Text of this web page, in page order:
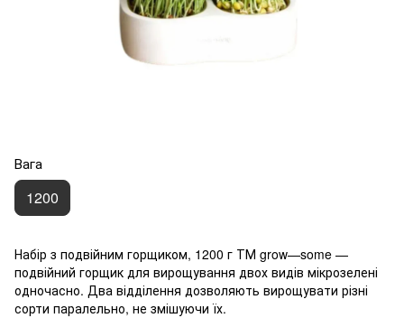
Вага
1200
Набір з подвійним горщиком, 1200 г ТМ grow—some —
подвійний горщик для вирощування двох видів мікрозелені
одночасно. Два відділення дозволяють вирощувати різні
сорти паралельно, не змішуючи їх.